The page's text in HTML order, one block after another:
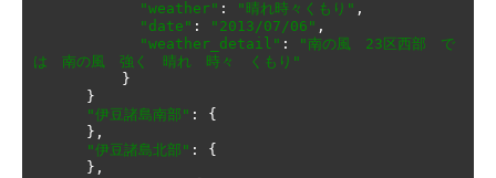
"weather" : "晴れ時々くもり" ,
"date" : "2013/07/06" ,
"weather_detail" :
"南の風　23区西部　で
は　南の風　強く　晴れ　時々　くもり"
}
}
"伊豆諸島南部" :
{
},
"伊豆諸島北部" :
{
},